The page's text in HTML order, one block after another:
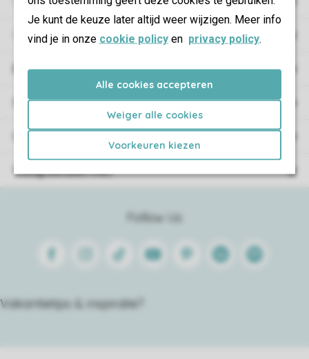
Je kunt de keuze later altijd weer wijzigen. Meer info
vind je in onze cookie policy en privacy policy.
Alle cookies accepteren
Weiger alle cookies
Voorkeuren kiezen
Verblijf
Follow Us
FacebookInstagram
Tiktok Youtube PinterestLinkedinSpotify
Vakantietips & inspiratie?
Boekingsinformatie
Service
Over Roompot
Veilig betalen met